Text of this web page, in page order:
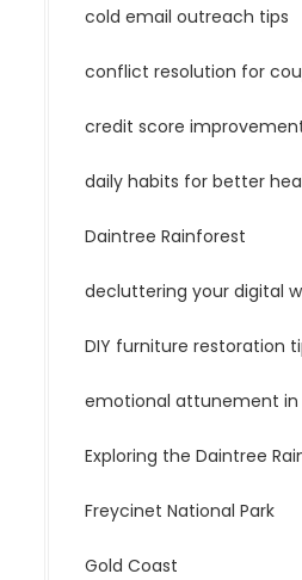
cold email outreach tips
conflict resolution for
credit score
daily habits for better
Daintree Rainforest
decluttering your digital
DIY furniture restoration
emotional attunement in
Exploring the Daintree
Freycinet National Park
Gold Coast